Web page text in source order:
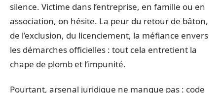
silence. Victime dans l’entreprise, en famille ou en
association, on hésite. La peur du retour de bâton,
de l’exclusion, du licenciement, la méfiance envers
les démarches officielles : tout cela entretient la
chape de plomb et l’impunité.
Pourtant, arsenal juridique ne manque pas : code